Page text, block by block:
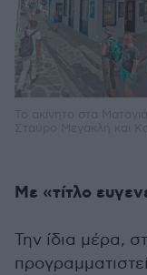
Με «τίτλο
Την ίδια μέρα,